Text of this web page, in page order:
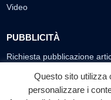
Video
PUBBLICITÀ
Richiesta pubblicazione
SEGUICI SUI SOCIAL
Questo sito utilizza
personalizzare i